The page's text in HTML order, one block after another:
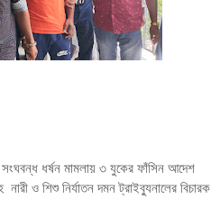
ধর্ষন মামলায় ৩ যুকের ফাঁসিন আদেশ
ও শিশু নির্যাতন দমন ট্রাইব্যুনালের বিচারক